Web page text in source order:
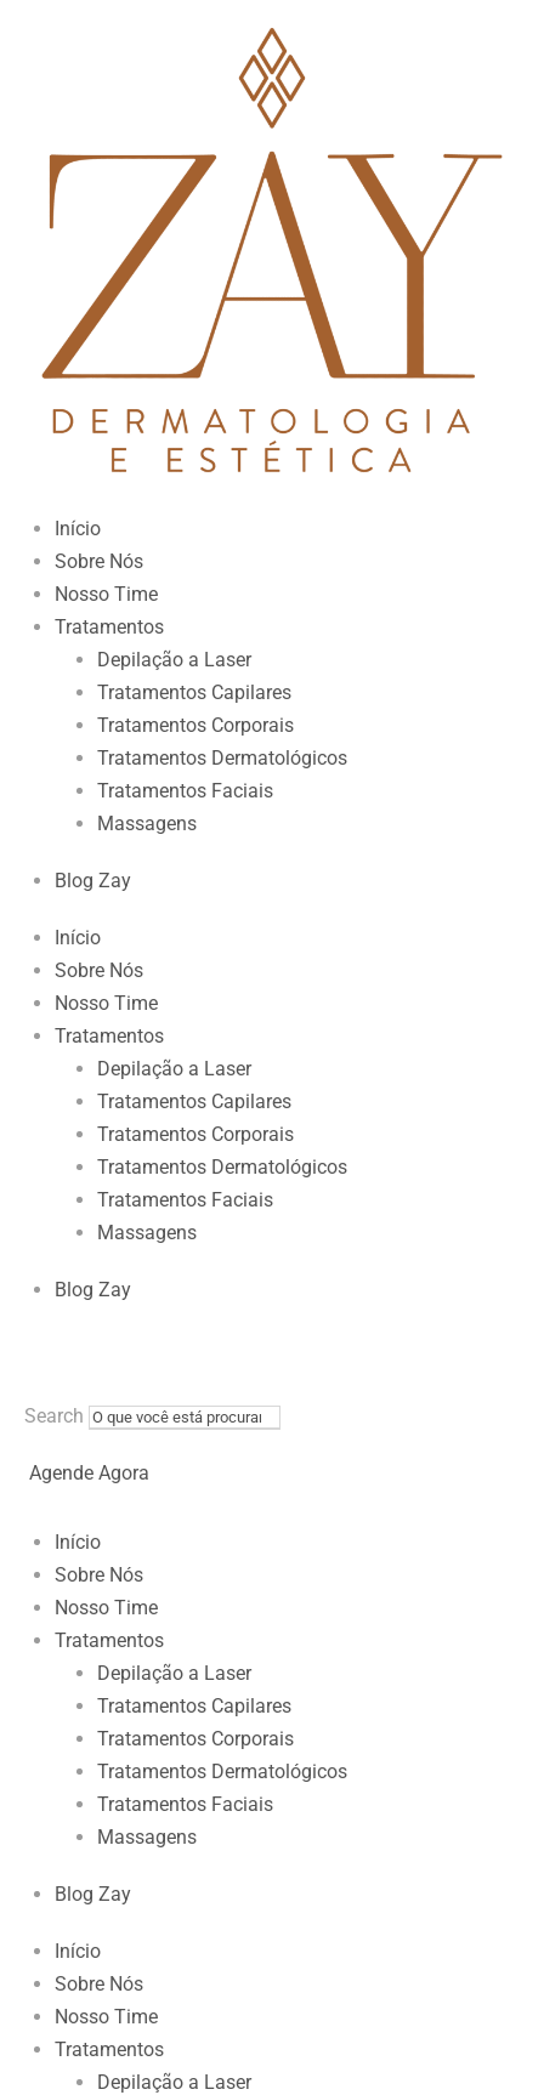
Início
Sobre Nós
Nosso Time
Tratamentos
Depilação a Laser
Tratamentos Capilares
Tratamentos Corporais
Tratamentos Dermatológicos
Tratamentos Faciais
Massagens
Blog Zay
Início
Sobre Nós
Nosso Time
Tratamentos
Depilação a Laser
Tratamentos Capilares
Tratamentos Corporais
Tratamentos Dermatológicos
Tratamentos Faciais
Massagens
Blog Zay
Search
Agende Agora
Início
Sobre Nós
Nosso Time
Tratamentos
Depilação a Laser
Tratamentos Capilares
Tratamentos Corporais
Tratamentos Dermatológicos
Tratamentos Faciais
Massagens
Blog Zay
Início
Sobre Nós
Nosso Time
Tratamentos
Depilação a Laser